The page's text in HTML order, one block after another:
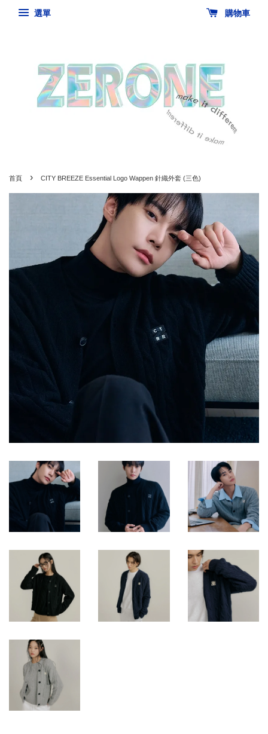
選單 購物車
首頁 › CITY BREEZE Essential Logo Wappen 針織外套 (三色)